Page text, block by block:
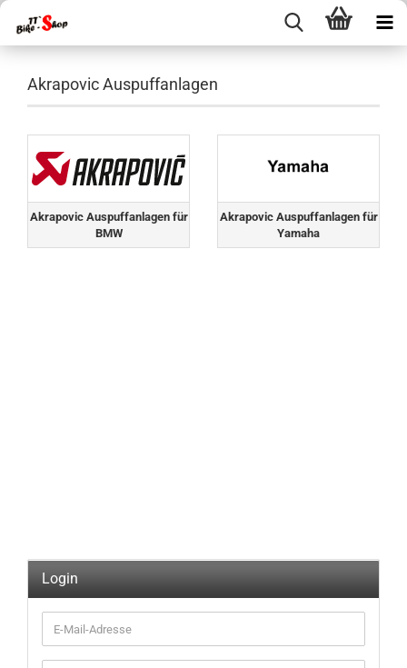
Akrapovic Auspuffanlagen
Akrapovic Auspuffanlagen für
BMW
Akrapovic Auspuffanlagen für
Yamaha
Login
E-
Mail-
Adresse